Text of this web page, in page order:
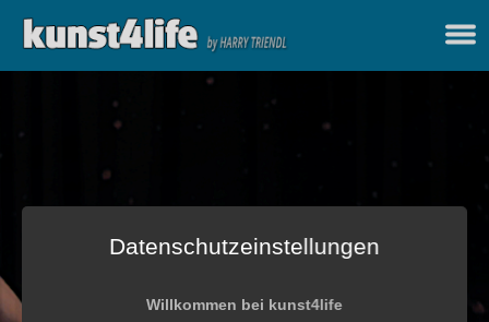
Datenschutzeinstellungen
Willkommen bei kunst4life